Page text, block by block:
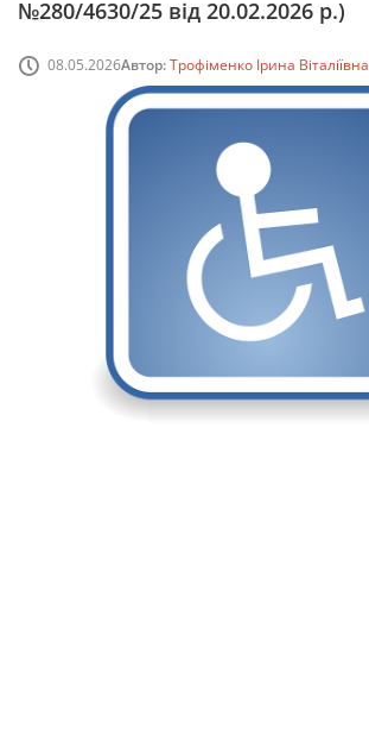
№280/4630/25 від 20.02.2026 р.)
08.05.2026Автор:Трофіменко Ірина Віталіївна